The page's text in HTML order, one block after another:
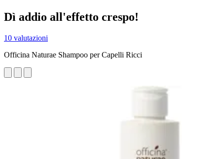
Dì addio all'effetto crespo!
10 valutazioni
Officina Naturae Shampoo per Capelli Ricci